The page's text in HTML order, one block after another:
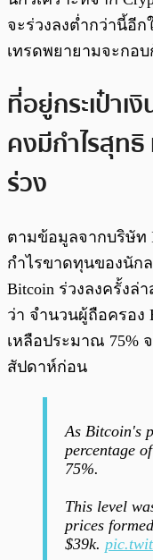
จะร่วงลงต่ำกว่านี้อี
เทรดพยายามจะกอ
ที่อยู่กระเป๋า
คงมีกำไรสุท
ร่วง
ตามข้อมูลจากบริษัท
กำไรขาดทุนของนัก
Bitcoin ร่วงลงครั้ง
ว่า จำนวนผู้ถือครอง
เหลือประมาณ 75%
สัปดาห์ก่อน
As Bitcoin's
percentage
75%.
This level
prices
$39k.